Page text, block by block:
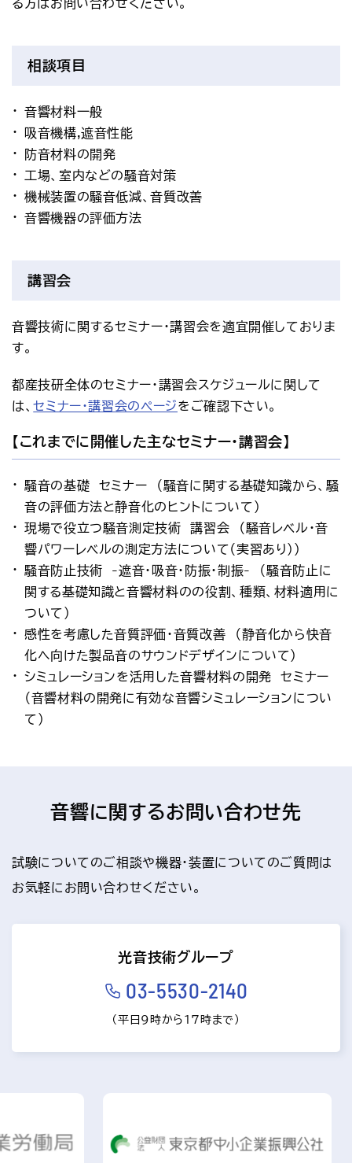
る方はお問い合わせください。
相談項目
音響材料一般
吸音機構,遮音性能
防音材料の開発
工場、室内などの騒音対策
機械装置の騒音低減、音質改善
音響機器の評価方法
講習会
音響技術に関するセミナー・講習会を適宜開催しておりま
す。
都産技研全体のセミナー・講習会スケジュールに関して
は、セミナー・講習会のページをご確認下さい。
【これまでに開催した主なセミナー・講習会】
騒音の基礎 セミナー （騒音に関する基礎知識から、騒
音の評価方法と静音化のヒントについて）
現場で役立つ騒音測定技術 講習会 （騒音レベル・音
響パワーレベルの測定方法について（実習あり））
騒音防止技術 -遮音・吸音・防振・制振- （騒音防止に
関する基礎知識と音響材料のの役割、種類、材料適用に
ついて）
感性を考慮した音質評価・音質改善 （静音化から快音
化へ向けた製品音のサウンドデザインについて）
シミュレーションを活用した音響材料の開発 セミナー
（音響材料の開発に有効な音響シミュレーションについ
て)
音響に関するお問い合わせ先
試験についてのご相談や機器・装置についてのご質問は
お気軽にお問い合わせください。
光音技術グループ
03-5530-2140
（平日9時から17時まで）